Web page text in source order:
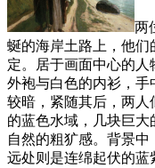
两
蜒的海岸土路上，他
定。居于画面中心的
外袍与白色的内衫，
较暗，紧随其后，两
的蓝色水域，几块巨
自然的粗犷感。背景中
远处则是连绵起伏的